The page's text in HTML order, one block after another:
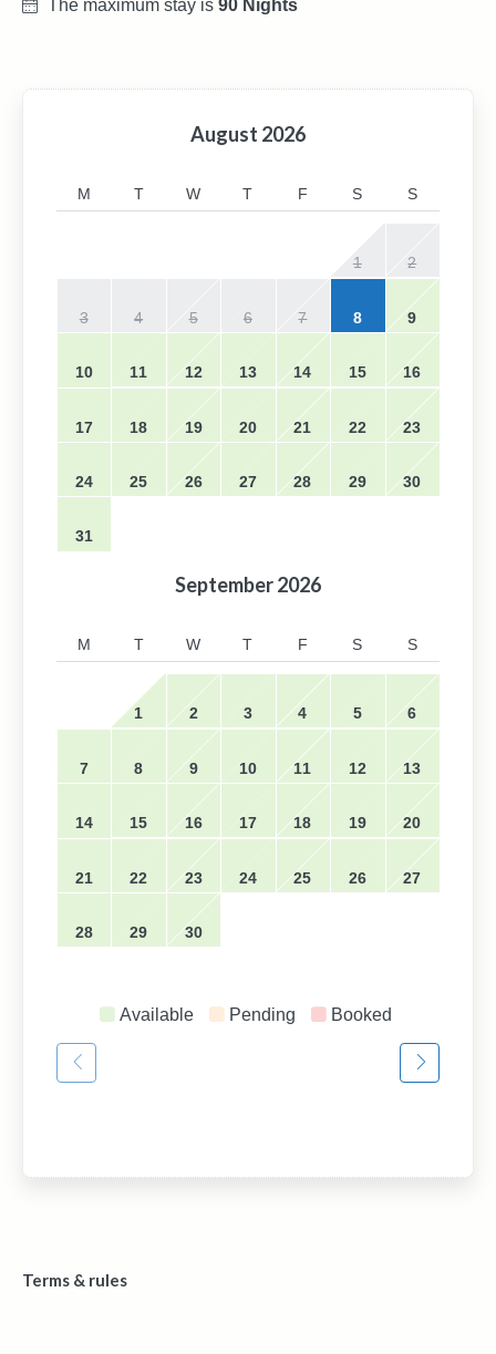
The maximum stay is 90 Nights
August 2026
M T W T F S S
1 2
3 4 5 6 7 8 9
10 11 12 13 14 15 16
17 18 19 20 21 22 23
24 25 26 27 28 29 30
31
September2026
M T W T F S S
1 2 3 4 5 6
7 8 9 10 11 12 13
14 15 16 17 18 19 20
21 22 23 24 25 26 27
28 29 30
Available Pending Booked
Terms & rules